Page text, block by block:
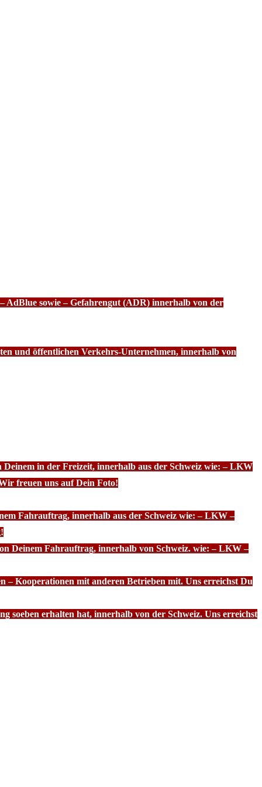
AdBlue sowie – Gefahrengut (ADR) innerhalb von der
und öffentlichen Verkehrs-Unternehmen, innerhalb von
in der Freizeit, innerhalb aus der Schweiz wie: – LKW
freuen uns auf Dein Foto!
Fahrauftrag, innerhalb aus der Schweiz wie: – LKW –
Deinem Fahrauftrag, innerhalb von Schweiz. wie: – LKW –
– Kooperationen mit anderen Betrieben mit. Uns erreichst Du
soeben erhalten hat, innerhalb von der Schweiz. Uns erreichst